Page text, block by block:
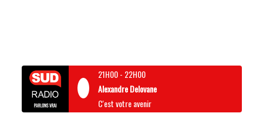
21H00- 22H00
Alexandre Delovane
C'est votre avenir